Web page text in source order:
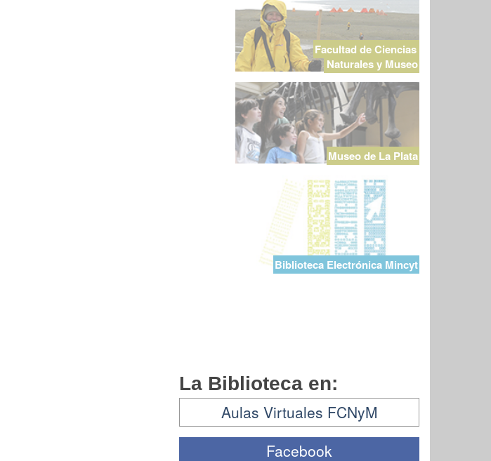
Facultad de Ciencias
Naturales y Museo
Museo de La Plata
Biblioteca Electrónica Mincyt
La Biblioteca en:
Aulas Virtuales FCNyM
Facebook